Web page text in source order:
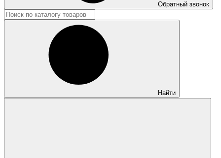
Обратный звонок
Найти